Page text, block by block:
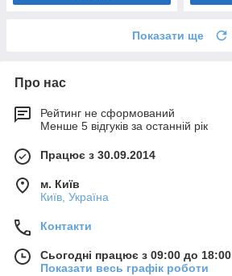
Показати ще
Про нас
Рейтинг не сформований
Менше 5 відгуків за останній рік
Працює з 30.09.2014
м. Київ
Київ, Україна
Контакти
Сьогодні працює з 09:00 до 18:00
Показати весь графік роботи